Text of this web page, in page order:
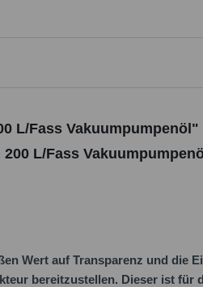
L/Fass Vakuumpumpenöl"
L/Fass
Wert auf Transparenz und die
bereitzustellen. Dieser ist